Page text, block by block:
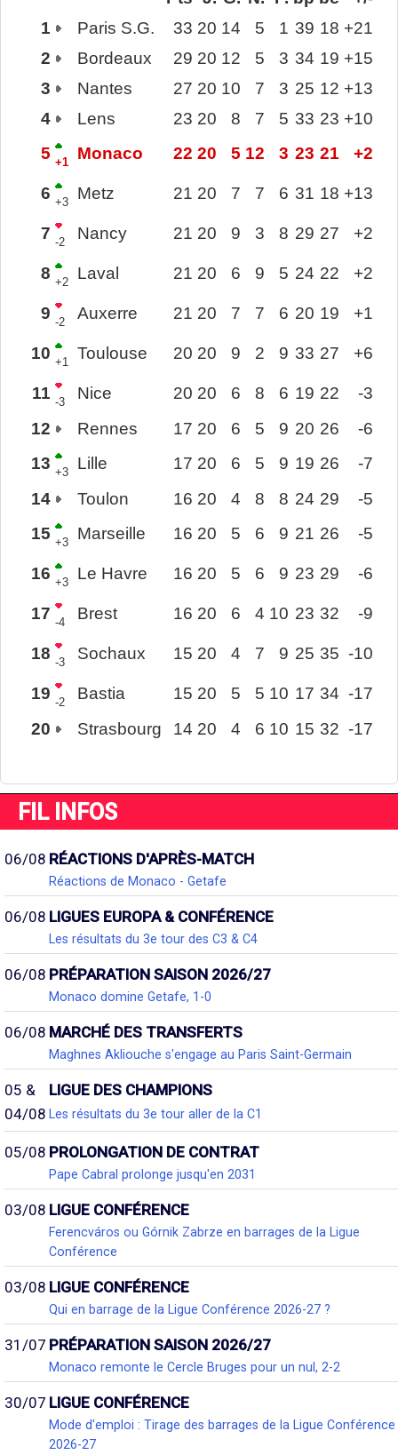
1
Paris S.G. 33 20 14 5 1 39 18 +21
2
Bordeaux 29 20 12 5 3 34 19 +15
3
Nantes 27 20 10 7 3 25 12 +13
4
Lens 23 20 8 7 5 33 23 +10
5 +1 Monaco 22 20 5 12 3 23 21 +2
6 +3 Metz 21 20 7 7 6 31 18 +13
7 -2 Nancy 21 20 9 3 8 29 27 +2
8 +2 Laval 21 20 6 9 5 24 22 +2
9 -2 Auxerre 21 20 7 7 6 20 19 +1
10 +1 Toulouse 20 20 9 2 9 33 27 +6
11 -3 Nice 20 20 6 8 6 19 22
-3
12
Rennes 17 20 6 5 9 20 26
-6
13 +3 Lille 17 20 6 5 9 19 26
-7
14
Toulon 16 20 4 8 8 24 29
-5
15 +3 Marseille 16 20 5 6 9 21 26 -5
16 +3 Le Havre 16 20 5 6 9 23 29 -6
17 -4 Brest 16 20 6 4 10 23 32 -9
18 -3 Sochaux 15 20 4 7 9 25 35 -10
19 -2 Bastia 15 20 5 5 10 17 34 -17
20
Strasbourg 14 20 4 6 10 15 32 -17
FIL INFOS
06/08 RÉACTIONS D'APRÈS-MATCH
Réactions de Monaco - Getafe
06/08 LIGUES EUROPA & CONFÉRENCE
Les résultats du 3e tour des C3 & C4
06/08 PRÉPARATION SAISON 2026/27
Monaco domine Getafe, 1-0
06/08 MARCHÉ DES TRANSFERTS
Maghnes Akliouche s'engage au Paris Saint-Germain
05 &
04/08
LIGUE DES CHAMPIONS
Les résultats du 3e tour aller de la C1
05/08 PROLONGATION DE CONTRAT
Pape Cabral prolonge jusqu'en 2031
03/08 LIGUE CONFÉRENCE
Ferencváros ou Górnik Zabrze en barrages de la Ligue
Conférence
03/08 LIGUE CONFÉRENCE
Qui en barrage de la Ligue Conférence 2026-27 ?
31/07 PRÉPARATION SAISON 2026/27
Monaco remonte le Cercle Bruges pour un nul, 2-2
30/07 LIGUE CONFÉRENCE
Mode d'emploi : Tirage des barrages de la Ligue Conférence
2026-27